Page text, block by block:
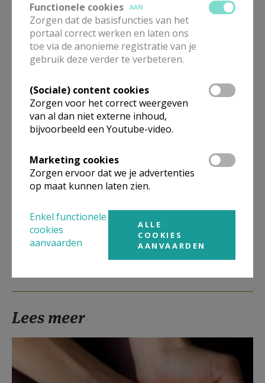
Gepubliceerd door
Kerk Stekene en Sint-Gillis-Waas
Meer
Artikel
Lees meer
Functionele cookies
AAN
Zorgen dat de basisfuncties van het
portaal correct werken en laten ons
toe via de anonieme registratie van je
gebruik deze verder te verbeteren.
(Sociale) content cookies
Zorgen voor het correct weergeven
van al dan niet externe inhoud,
bijvoorbeeld een Youtube-video.
Marketing cookies
Zorgen ervoor dat we je advertenties
op maat kunnen laten zien.
Enkel functionele
cookies
aanvaarden
ALLE
COOKIES
AANVAARDEN